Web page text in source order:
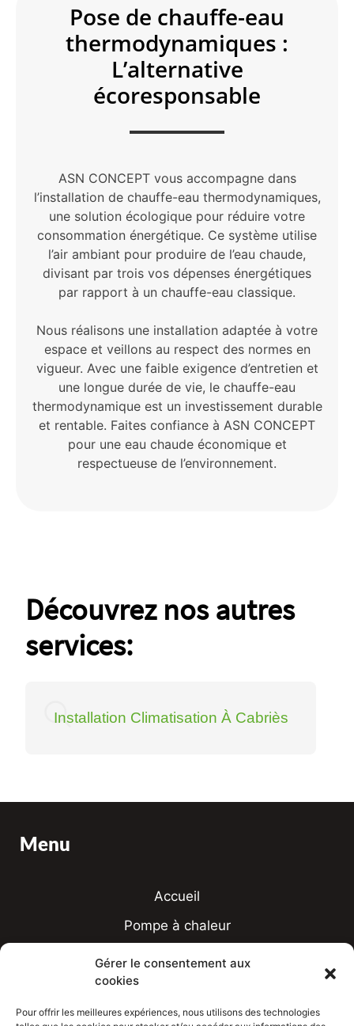
Gérer le consentement aux
cookies
Pour offrir les meilleures expériences, nous utilisons des technologies
Pose de chauffe-eau
thermodynamiques :
L’alternative
écoresponsable
ASN CONCEPT vous accompagne dans
l’installation de chauffe-eau thermodynamiques,
une solution écologique pour réduire votre
consommation énergétique. Ce système utilise
l’air ambiant pour produire de l’eau chaude,
divisant par trois vos dépenses énergétiques
par rapport à un chauffe-eau classique.
Nous réalisons une installation adaptée à votre
espace et veillons au respect des normes en
vigueur. Avec une faible exigence d’entretien et
une longue durée de vie, le chauffe-eau
thermodynamique est un investissement durable
et rentable. Faites confiance à ASN CONCEPT
pour une eau chaude économique et
respectueuse de l’environnement.
Découvrez nos autres
services:
Installation Climatisation À Cabriès
Menu
Accueil
Pompe à chaleur
Climatisation
Chauffe-eau thermodynamique
Aides financières